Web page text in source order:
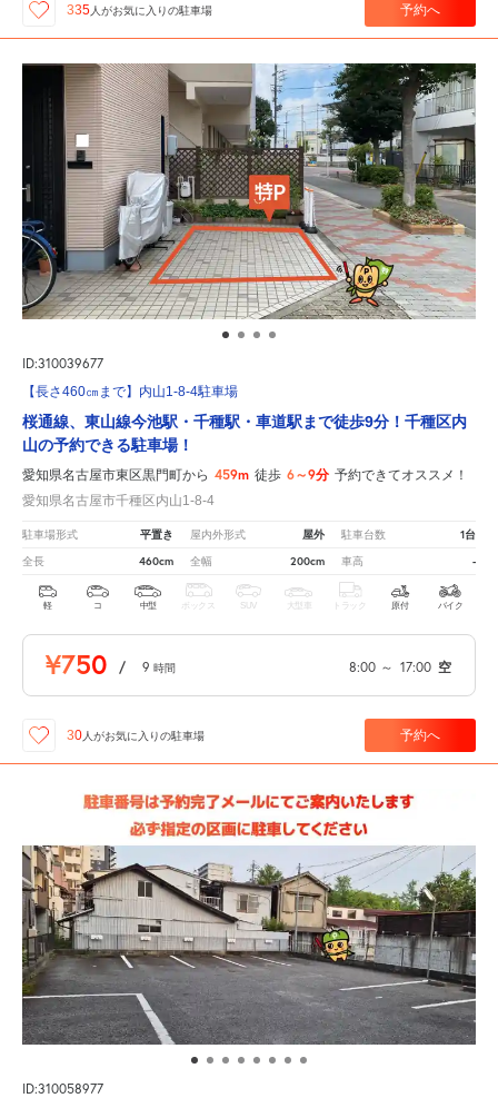
335 人がお気に入りの駐車場 予約へ
ID:310039677
【長さ460㎝まで】内山1-8-4駐車場
桜通線、東山線今池駅・千種駅・車道駅まで徒歩9分！千種区内
山の予約できる駐車場！
愛知県名古屋市東区黒門町から 459m 徒歩 6～9分 予約できてオススメ！
愛知県名古屋市千種区内山1-8-4
駐車場形式 平置き 屋内外形式 屋外 駐車台数 1台
全長 460cm 全幅 200cm 車高 -
軽 コ 中型 ボックス SUV 大型車 トラック 原付 バイク
¥750 / 9 時間 8:00 ～ 17:00 空
30 人がお気に入りの駐車場 予約へ
ID:310058977